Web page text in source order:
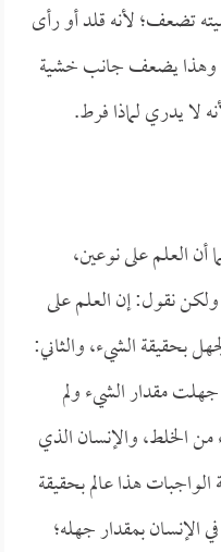
تضعف؛ لأنه قلد أو رأى
وهذا يضعف جانب خشية
لا يدري لماذا فرط.
أن العلم على نوعين،
ولكن نقول: إن العلم على
بحقيقة الشيء، والثاني:
مقدار الشيء ولم
الخلط، والإنسان الذي
هذا عالم بحقيقة
الإنسان بمقدار جهله؛